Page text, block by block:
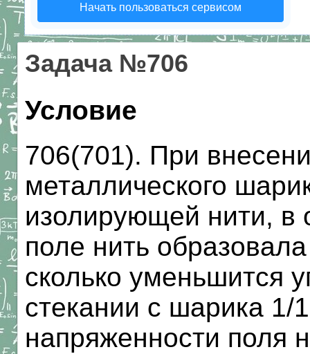
Начать пользоваться сервисом
Задача №706
Условие
706(701). При
металлического
изолирующей нити, в
поле нить
сколько уменьшится
стекании с шарика 1/
напряженности поля